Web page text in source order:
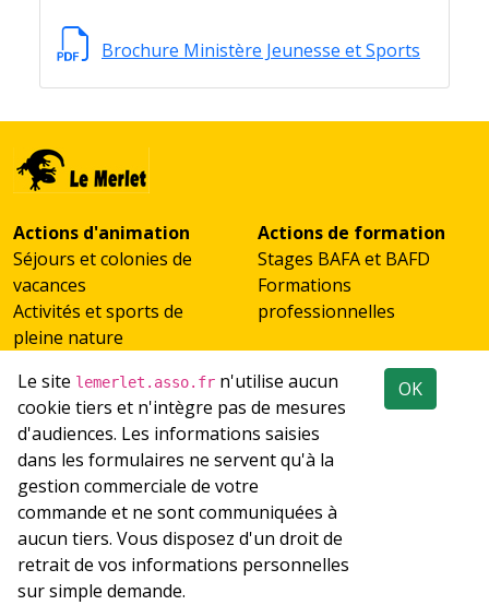
Brochure Ministère Jeunesse et Sports
Actions d'animation
Séjours et colonies de
vacances
Activités et sports de
pleine nature
découverte
Accueil de groupes
Actions de formation
Stages BAFA et BAFD
Formations
professionnelles
Emploi
Recrutement
Les offres d'emploi du
réseau
Réseaux sociaux
© 1981-2026 Tous droits réservés à l'Association Le
Merlet
Le site lemerlet.asso.fr n'utilise aucun
cookie tiers et n'intègre pas de mesures
d'audiences. Les informations saisies
dans les formulaires ne servent qu'à la
gestion commerciale de votre
commande et ne sont communiquées à
aucun tiers. Vous disposez d'un droit de
retrait de vos informations personnelles
sur simple demande.
OK